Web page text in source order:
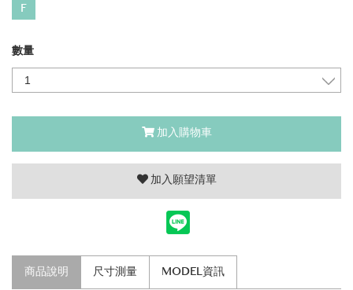
F
數量
加入購物車
加入願望清單
商品說明 尺寸測量 MODEL資訊